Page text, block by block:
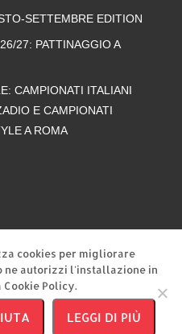
SETTEMBRE EDITION
27: PATTINAGGIO A
CAMPIONATI ITALIANI
E CAMPIONATI
A ROMA
cookies per migliorare
ne autorizzi l'installazione in
Cookie Policy.
LEGGI DI PIÙ